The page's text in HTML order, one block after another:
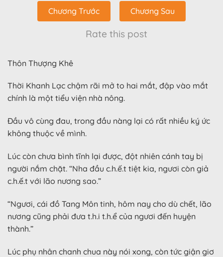
Chương Trước Chương Sau
Rate this post
Thôn Thượng Khê
Thời Khanh Lạc chậm rãi mở to hai mắt, đập vào mắt
chính là một tiểu viện nhà nông.
Đầu vô cùng đau, trong đầu nàng lại có rất nhiều ký ức
không thuộc về mình.
Lúc còn chưa bình tĩnh lại được, đột nhiên cánh tay bị
người nắm chặt. “Nha đầu c.h.ế.t tiệt kia, ngươi còn giả
c.h.ế.t với lão nương sao.”
“Ngươi, cái đồ Tang Môn tinh, hôm nay cho dù chết, lão
nương cũng phải đưa t.h.i t.h.ể của ngươi đến huyện
thành.”
Lúc phụ nhân chanh chua này nói xong, còn tức giận giơ